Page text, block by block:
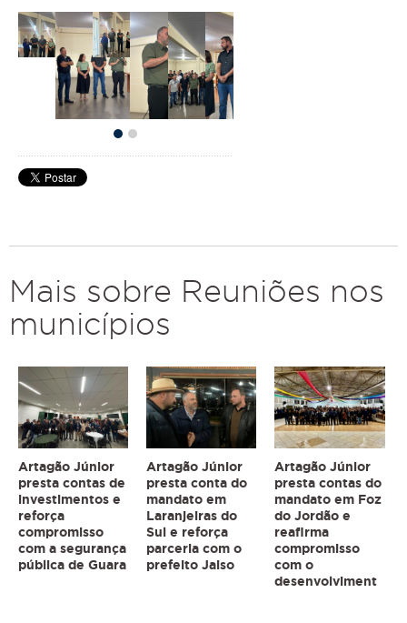
Mais sobre Reuniões nos
municípios
Artagão Júnior
presta contas de
investimentos e
reforça
compromisso
com a segurança
pública de Guara
Artagão Júnior
presta conta do
mandato em
Laranjeiras do
Sul e reforça
parceria com o
prefeito Jaiso
Artagão Júnior
presta contas do
mandato em Foz
do Jordão e
reafirma
compromisso
com o
desenvolviment